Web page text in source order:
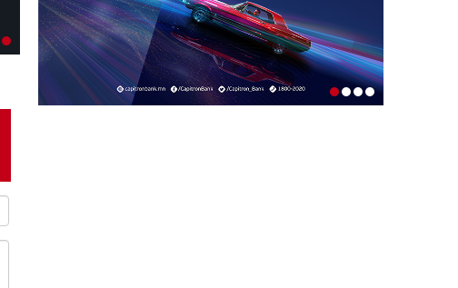
АЖИЛЛАНА
1-р сар. 19, 2026, 10:52 a.m.
ИРГЭДИЙН НЭРИЙН ДАНСНЫ
ХУРИМТЛАЛЫГ НЭГ САЯД ХҮРГЭНЭ